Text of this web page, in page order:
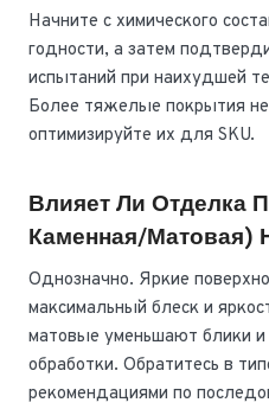
Начните с химического
годности, а затем
испытаний при наихудшей
Более тяжелые покрытия
оптимизируйте их для SKU.
Влияет Ли Отделка
Каменная/матовая)
Однозначно. Яркие
максимальный блеск и
матовые уменьшают блики
обработки. Обратитесь в
рекомендациями по